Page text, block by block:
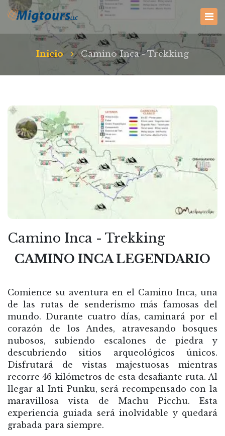
Inicio Camino Inca - Trekking
Camino Inca - Trekking
CAMINO INCA LEGENDARIO
Comience su aventura en el Camino Inca, una
de las rutas de senderismo más famosas del
mundo. Durante cuatro días, caminará por el
corazón de los Andes, atravesando bosques
nubosos, subiendo escalones de piedra y
descubriendo sitios arqueológicos únicos.
Disfrutará de vistas majestuosas mientras
recorre 46 kilómetros de esta desafiante ruta. Al
llegar al Inti Punku, será recompensado con la
maravillosa vista de Machu Picchu. Esta
experiencia guiada será inolvidable y quedará
grabada para siempre.